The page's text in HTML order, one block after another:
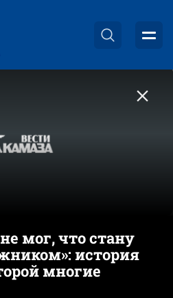
мог, что стану
история
многие